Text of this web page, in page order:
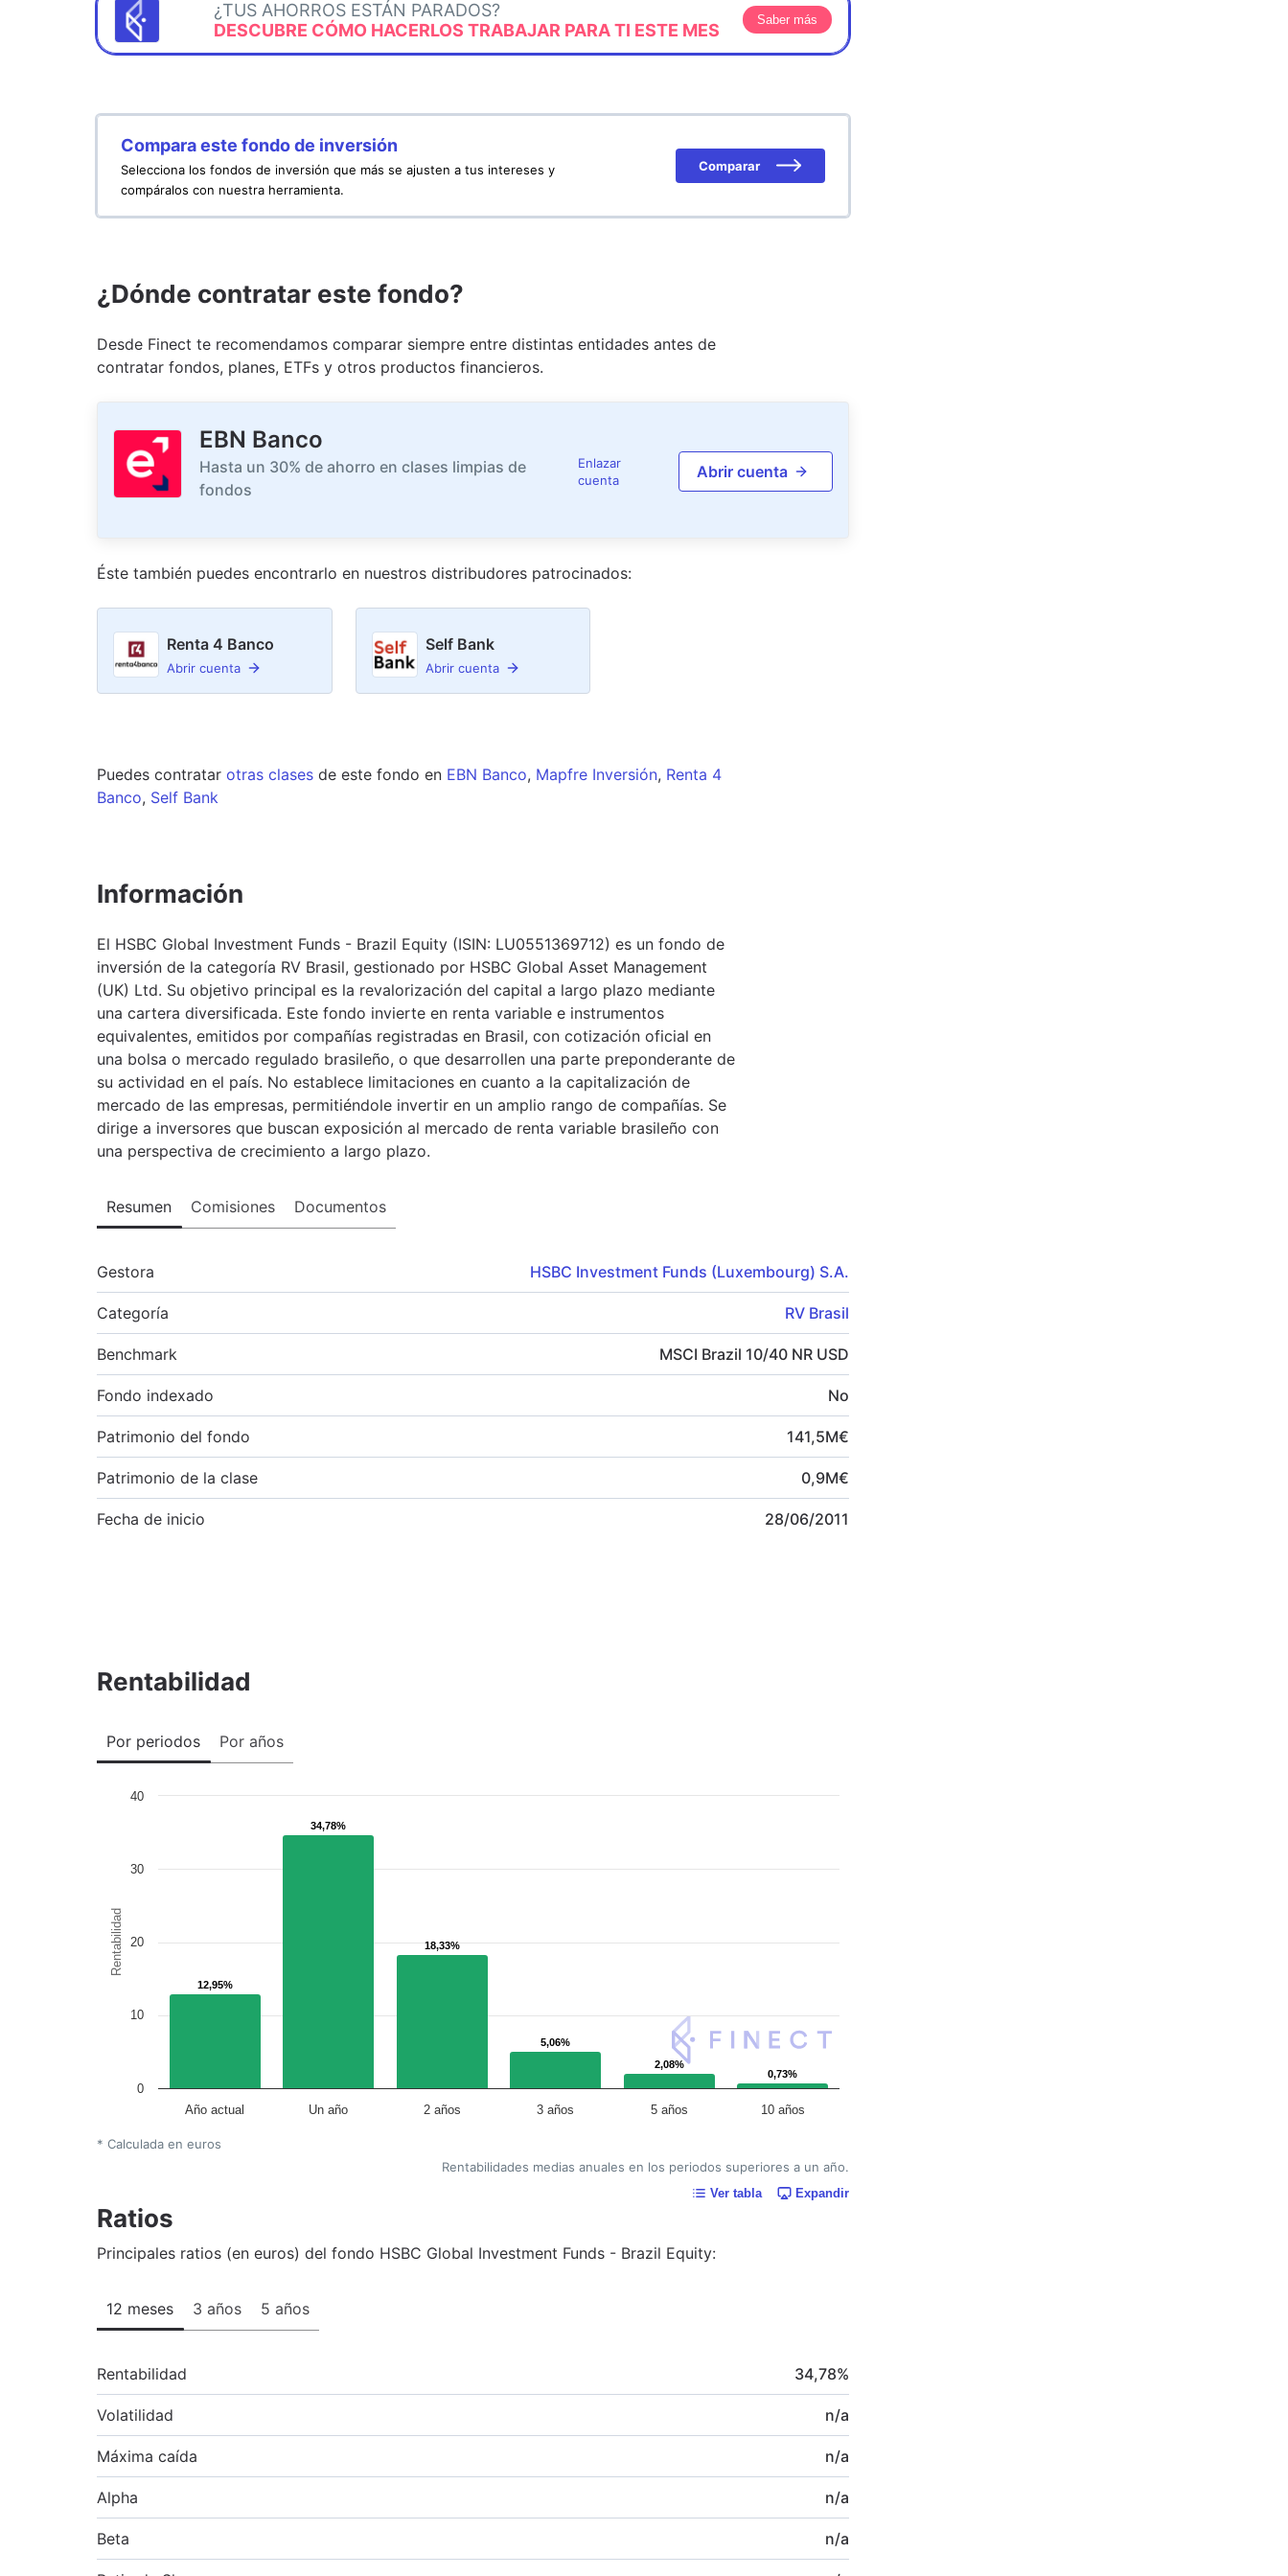
¿TUS AHORROS ESTÁN PARADOS?
DESCUBRE CÓMO HACERLOS TRABAJAR PARA TI ESTE MES
Saber más
Compara este fondo de inversión
Selecciona los fondos de inversión que más se ajusten a tus intereses y
compáralos con nuestra herramienta.
Comparar
¿Dónde contratar este fondo?
Desde Finect te recomendamos comparar siempre entre distintas entidades antes de
contratar fondos, planes, ETFs y otros productos financieros.
EBN Banco
Hasta un 30% de ahorro en clases limpias de
fondos
Enlazar
cuenta
Abrir cuenta
Éste también puedes encontrarlo en nuestros distribudores patrocinados:
Renta 4 Banco
Abrir cuenta
Self Bank
Abrir cuenta
Puedes contratar otras clases de este fondo en EBN Banco, Mapfre Inversión, Renta 4
Banco, Self Bank
Información
El HSBC Global Investment Funds - Brazil Equity (ISIN: LU0551369712) es un fondo de
inversión de la categoría RV Brasil, gestionado por HSBC Global Asset Management
(UK) Ltd. Su objetivo principal es la revalorización del capital a largo plazo mediante
una cartera diversificada. Este fondo invierte en renta variable e instrumentos
equivalentes, emitidos por compañías registradas en Brasil, con cotización oficial en
una bolsa o mercado regulado brasileño, o que desarrollen una parte preponderante de
su actividad en el país. No establece limitaciones en cuanto a la capitalización de
mercado de las empresas, permitiéndole invertir en un amplio rango de compañías. Se
dirige a inversores que buscan exposición al mercado de renta variable brasileño con
una perspectiva de crecimiento a largo plazo.
Resumen Comisiones Documentos
Gestora HSBC Investment Funds (Luxembourg) S.A.
Categoría RV Brasil
Benchmark MSCI Brazil 10/40 NR USD
Fondo indexado No
Patrimonio del fondo 141,5M€
Patrimonio de la clase 0,9M€
Fecha de inicio 28/06/2011
Rentabilidad
Por periodos Por años
Rentabilidad
12,95%
12,95%
34,78%
34,78%
18,33%
18,33%
5,06%
5,06%
2,08%
2,08%
0,73%
0,73%
Año actual Un año 2 años 3 años 5 años 10 años
0
10
20
30
40
* Calculada en euros
Rentabilidades medias anuales en los periodos superiores a un año.
Ver tabla Expandir
Ratios
Principales ratios (en euros) del fondo HSBC Global Investment Funds - Brazil Equity:
12 meses 3 años 5 años
Rentabilidad 34,78%
Volatilidad n/a
Máxima caída n/a
Alpha n/a
Beta n/a